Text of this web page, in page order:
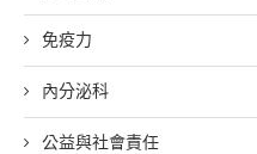
免疫力
內分泌科
公益與社會責任